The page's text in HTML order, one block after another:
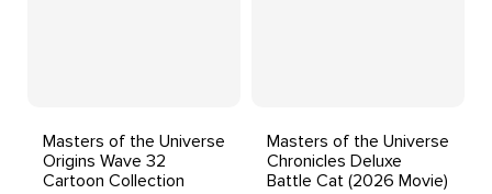
Masters of the Universe
Origins Wave 32
Cartoon Collection
Masters of the Universe
Chronicles Deluxe
Battle Cat (2026 Movie)